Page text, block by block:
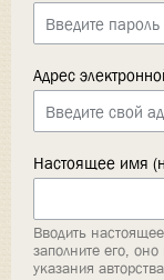
Адрес
Настоящее имя
Вводить
заполните его,
указания